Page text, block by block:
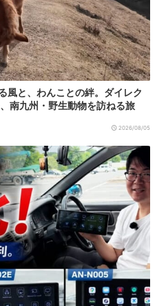
風と、わんことの絆。ダイレク
南九州・野生動物を訪ねる旅
2026/08/05